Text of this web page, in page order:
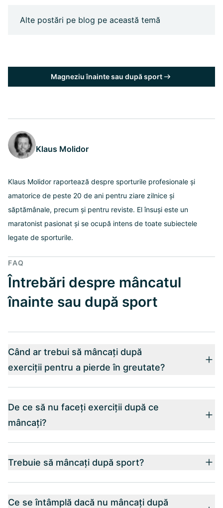
Alte postări pe blog pe această temă
Magneziu înainte sau după sport
Klaus Molidor
Klaus Molidor raportează despre sporturile profesionale și
amatorice de peste 20 de ani pentru ziare zilnice și
săptămânale, precum și pentru reviste. El însuși este un
maratonist pasionat și se ocupă intens de toate subiectele
legate de sporturile.
FAQ
Întrebări despre mâncatul
înainte sau după sport
Când ar trebui să mâncați după
exerciții pentru a pierde în greutate?
De ce să nu faceți exerciții după ce
mâncați?
Trebuie să mâncați după sport?
Ce se întâmplă dacă nu mâncați după